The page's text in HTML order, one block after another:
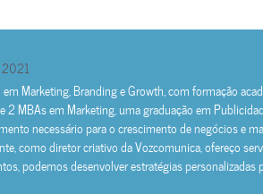
2021
Marketing, Branding e Growth, com formação
2 MBAs em Marketing, uma graduação em
necessário para o crescimento de negócios e
como diretor criativo da Vozcomunica, ofereço
podemos desenvolver estratégias